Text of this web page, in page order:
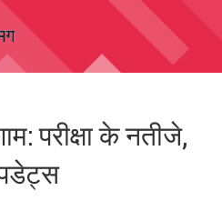
परीक्षा के नतीजे,